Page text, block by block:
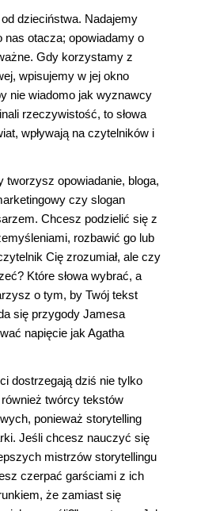
dzieciństwa. Nadajemy
otacza; opowiadamy o
Gdy korzystamy z
wpisujemy w jej okno
nie wiadomo jak wyznawcy
rzeczywistość, to słowa
wpływają na czytelników i
tworzysz opowiadanie, bloga,
czy slogan
Chcesz podzielić się z
rozbawić go lub
Cię zrozumiał, ale czy
Które słowa wybrać, a
o tym, by Twój tekst
się przygody Jamesa
napięcie jak Agatha
dostrzegają dziś nie tylko
twórcy tekstów
ponieważ storytelling
Jeśli chcesz nauczyć się
mistrzów storytellingu
czerpać garściami z ich
że zamiast się